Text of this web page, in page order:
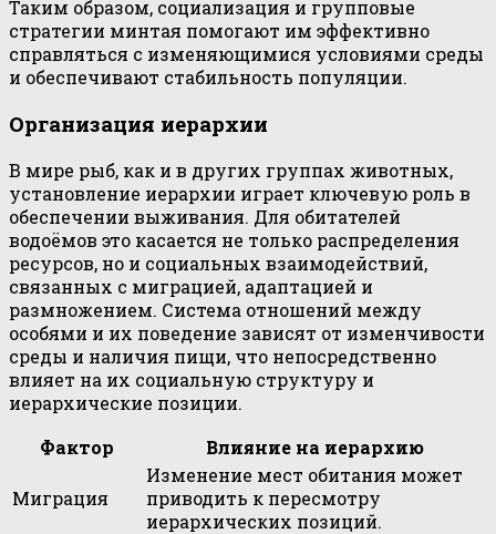
Таким образом, социализация и групповые
стратегии минтая помогают им эффективно
справляться с изменяющимися условиями среды
и обеспечивают стабильность популяции.
Организация иерархии
В мире рыб, как и в других группах животных,
установление иерархии играет ключевую роль в
обеспечении выживания. Для обитателей
водоёмов это касается не только распределения
ресурсов, но и социальных взаимодействий,
связанных с миграцией, адаптацией и
размножением. Система отношений между
особями и их поведение зависят от изменчивости
среды и наличия пищи, что непосредственно
влияет на их социальную структуру и
иерархические позиции.
Фактор
Влияние на иерархию
Миграция
Изменение мест обитания может
приводить к пересмотру
иерархических позиций.